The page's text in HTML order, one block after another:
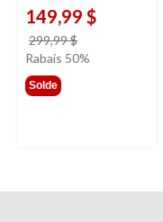
149,99 $
299,99 $
était
Rabais 50%
Solde